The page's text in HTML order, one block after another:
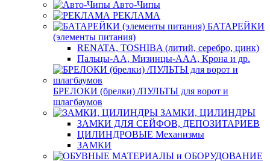
Авто-Чипы
РЕКЛАМА
БАТАРЕЙКИ
(элементы питания)
RENATA, TOSHIBA (литий, серебро, цинк)
Пальцы-АА, Мизинцы-ААА, Крона и др.
БРЕЛОКИ (брелки) /ПУЛЬТЫ для ворот и
шлагбаумов
ЗАМКИ, ЦИЛИНДРЫ
ЗАМКИ ДЛЯ СЕЙФОВ, ДЕПОЗИТАРИЕВ
ЦИЛИНДРОВЫЕ Механизмы
ЗАМКИ